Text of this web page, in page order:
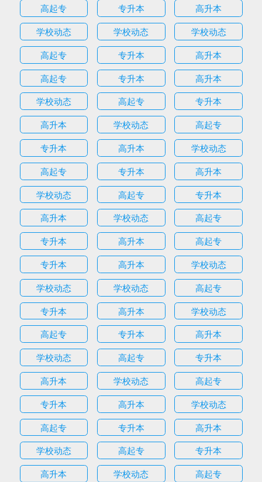
高起专 专升本
高升本
学校动态
学校动态
学校动态
高起专
专升本
高升本
高起专
专升本
高升本
学校动态
高起专
专升本
高升本
学校动态
高起专
专升本
高升本
学校动态
高起专
专升本
高升本
学校动态
高起专
专升本
高升本
学校动态
高起专
专升本
高升本
高起专
专升本
高升本
学校动态
学校动态
学校动态
高起专
专升本
高升本
学校动态
高起专
专升本
高升本
学校动态
高起专
专升本
高升本
学校动态
高起专
专升本
高升本
学校动态
高起专
专升本
高升本
学校动态
高起专
专升本
高升本
学校动态
高起专